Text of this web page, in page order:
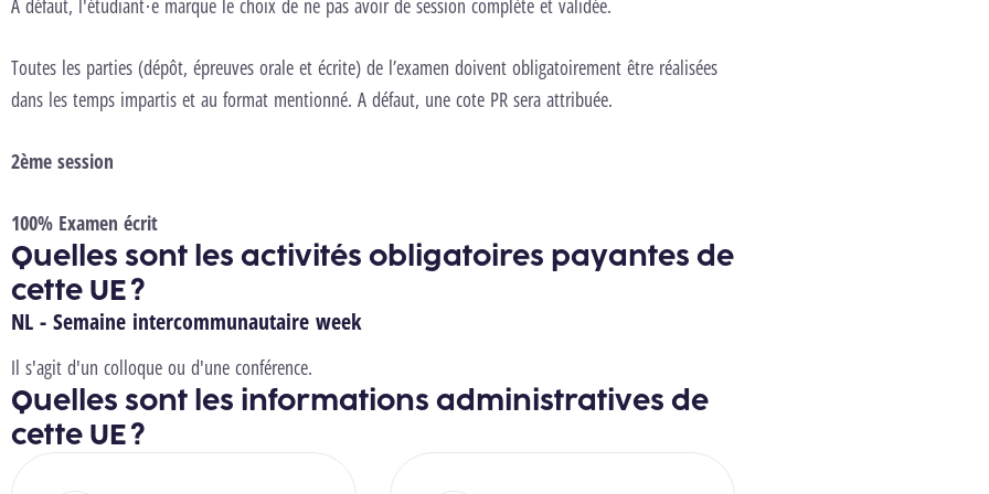
A défaut, l'étudiant·e marque le choix de ne pas avoir de session complète et validée.
Toutes les parties (dépôt, épreuves orale et écrite) de l’examen doivent obligatoirement être réalisées
dans les temps impartis et au format mentionné. A défaut, une cote PR sera attribuée.
2ème session
100% Examen écrit
Quelles sont les activités obligatoires payantes de
cette UE ?
NL - Semaine intercommunautaire week
Il s'agit d'un colloque ou d'une conférence.
Quelles sont les informations administratives de
cette UE ?